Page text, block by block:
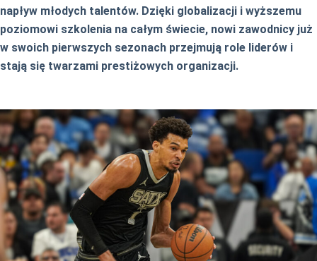
napływ młodych talentów. Dzięki globalizacji i wyższemu
poziomowi szkolenia na całym świecie, nowi zawodnicy już
w swoich pierwszych sezonach przejmują role liderów i
stają się twarzami prestiżowych organizacji.